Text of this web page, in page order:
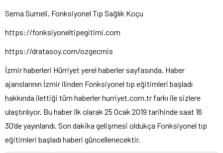
Sema Sumeli, Fonksiyonel Tıp Sağlık Koçu
https://fonksiyoneltipegitimi.com
https://dratasoy.com/ozgecmis
İzmir haberleri Hürriyet yerel haberler sayfasında. Haber
ajanslarının İzmir ilinden Fonksiyonel tıp eğitimleri başladı
hakkında ilettiği tüm haberler hurriyet.com.tr farkı ile sizlere
ulaştırılıyor. Bu haber ilk olarak 25 Ocak 2019 tarihinde saat 16
30’de yayınlandı. Son dakika gelişmesi oldukça Fonksiyonel tıp
eğitimleri başladı haberi güncellenecektir.